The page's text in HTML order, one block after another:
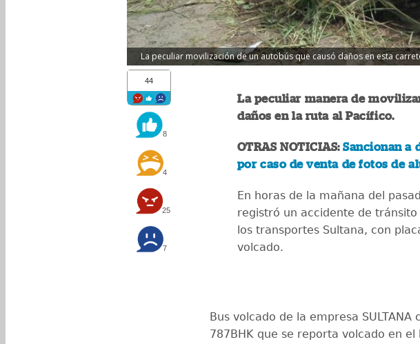
La peculiar movilización de un autobús que causó daños en esta
44
8
4
25
7
La peculiar manera de
daños en la ruta al Pacífico.
OTRAS NOTICIAS:Sancionan a
por caso de venta de fotos de
En horas de la mañana del
registró un accidente de
los transportes Sultana, con
volcado.
Bus volcado de la empresa SULTANA
787BHK que se reporta volcado en el